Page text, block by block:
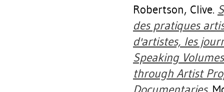
Robertson, Clive.
des pratiques
d'artistes, les
Speaking
through Artist